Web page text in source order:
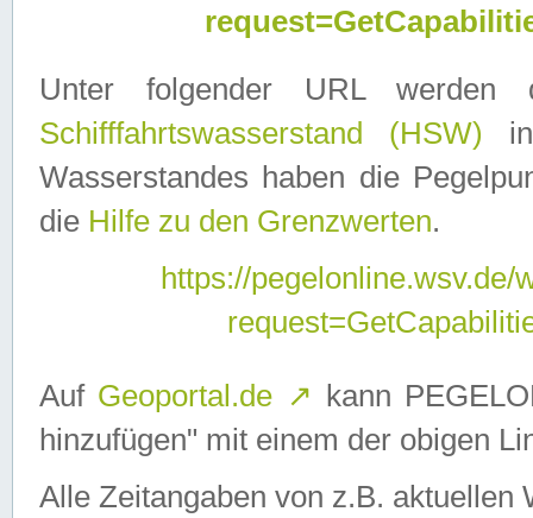
Unter folgender URL
Schifffahrtswasserstand (HSW)
Wasserstandes haben die
die Hilfe zu den Grenzwerten.
https://
Auf Geoportal.de ↗ kann
hinzufügen" mit einem der obigen
Alle Zeitangaben von z.B. aktuellen